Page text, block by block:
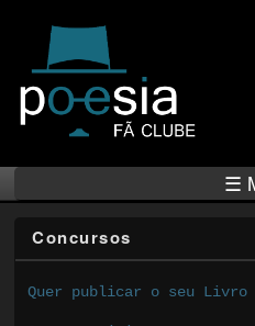
☰
Concursos
Quer publicar o seu Livro